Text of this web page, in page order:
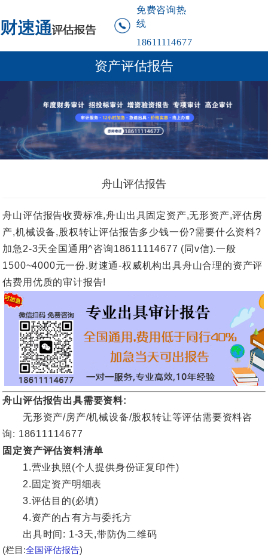
免费咨询热
线
18611114677
资产评估报告
舟山评估报告
舟山评估报告收费标准,舟山出具固定资产,无形资产,评估房
产,机械设备,股权转让评估报告多少钱一份?需要什么资料?
加急2-3天全国通用^咨询18611114677 (同v信).一般
1500~4000元一份.财速通-权威机构出具舟山合理的资产评
估费用优质的审计报告!
舟山评估报告出具需要资料:
无形资产/房产/机械设备/股权转让等评估需要资料咨
询: 18611114677
固定资产评估资料清单
1.营业执照(个人提供身份证复印件)
2.固定资产明细表
3.评估目的(必填)
4.资产的占有方与委托方
出具时间: 1-3天,带防伪二维码
(栏目:全国评估报告)